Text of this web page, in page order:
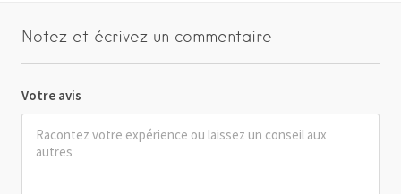
Notez et écrivez un commentaire
Votre avis